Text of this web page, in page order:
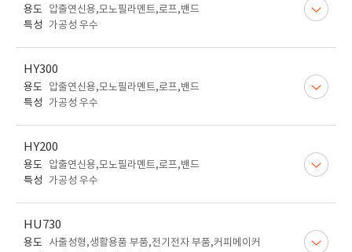
용도
압출연신용,모노필라멘트,로프,밴드
특성 가공성 우수
HY300
용도
압출연신용,모노필라멘트,로프,밴드
특성 가공성 우수
HY200
용도
압출연신용,모노필라멘트,로프,밴드
특성 가공성 우수
HU730
용도
사출성형,생활용품 부품,전기전자 부품,커피메이커